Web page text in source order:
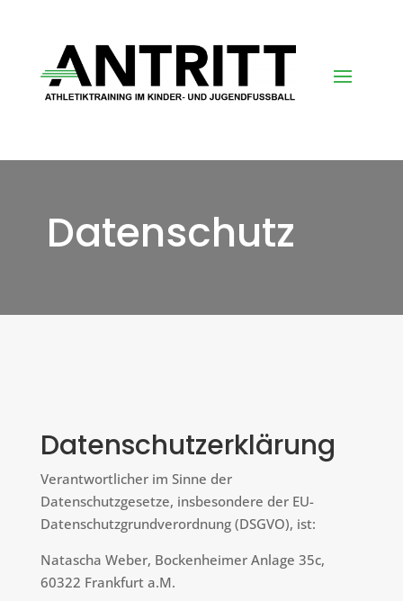
Datenschutz
Datenschutzerklärung
Verantwortlicher im Sinne der
Datenschutzgesetze, insbesondere der EU-
Datenschutzgrundverordnung (DSGVO), ist:
Natascha Weber, Bockenheimer Anlage 35c,
60322 Frankfurt a.M.